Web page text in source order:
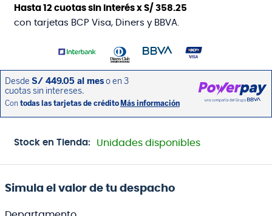
Hasta12 cuotas sin interés xS/ 358.25
con tarjetas BCP Visa, Diners y BBVA.
Stock en Tienda: Unidades disponibles
Simula el valor de tu despacho